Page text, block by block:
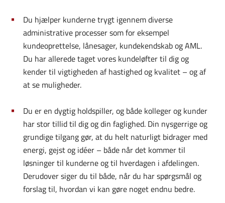
Du hjælper kunderne trygt igennem diverse
administrative processer som for eksempel
kundeoprettelse, lånesager, kundekendskab og AML.
Du har allerede taget vores kundeløfter til dig og
kender til vigtigheden af hastighed og kvalitet – og af
at se muligheder.
Du er en dygtig holdspiller, og både kolleger og kunder
har stor tillid til dig og din faglighed. Din nysgerrige og
grundige tilgang gør, at du helt naturligt bidrager med
energi, gejst og idéer – både når det kommer til
løsninger til kunderne og til hverdagen i afdelingen.
Derudover siger du til både, når du har spørgsmål og
forslag til, hvordan vi kan gøre noget endnu bedre.